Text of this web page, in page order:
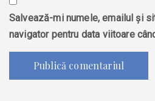
Salvează-mi numele, emailul și
navigator pentru data viitoare